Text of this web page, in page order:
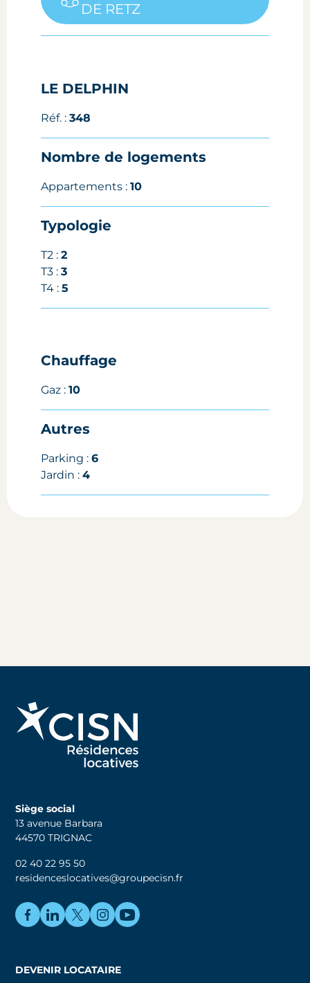
DE RETZ
LE DELPHIN
Réf. :348
Nombre de logements
Appartements :10
Typologie
T2 :2
T3 :3
T4 :5
Chauffage
Gaz :10
Autres
Parking :6
Jardin :4
Siège social
13 avenue Barbara
44570 TRIGNAC
02 40 22 95 50
residenceslocatives@groupecisn.fr
DEVENIR LOCATAIRE